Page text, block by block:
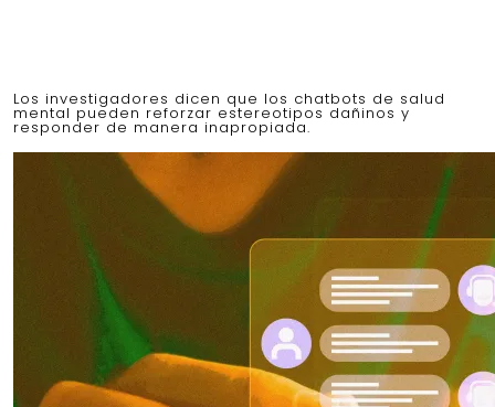
Los investigadores dicen que los chatbots de salud
mental pueden reforzar estereotipos dañinos y
responder de manera inapropiada.